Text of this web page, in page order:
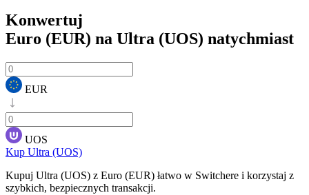
Konwertuj
Euro (EUR) na Ultra (UOS) natychmiast
EUR
UOS
Kup Ultra (UOS)
Kupuj Ultra (UOS) z Euro (EUR) łatwo w Switchere i korzystaj z
szybkich, bezpiecznych transakcji.